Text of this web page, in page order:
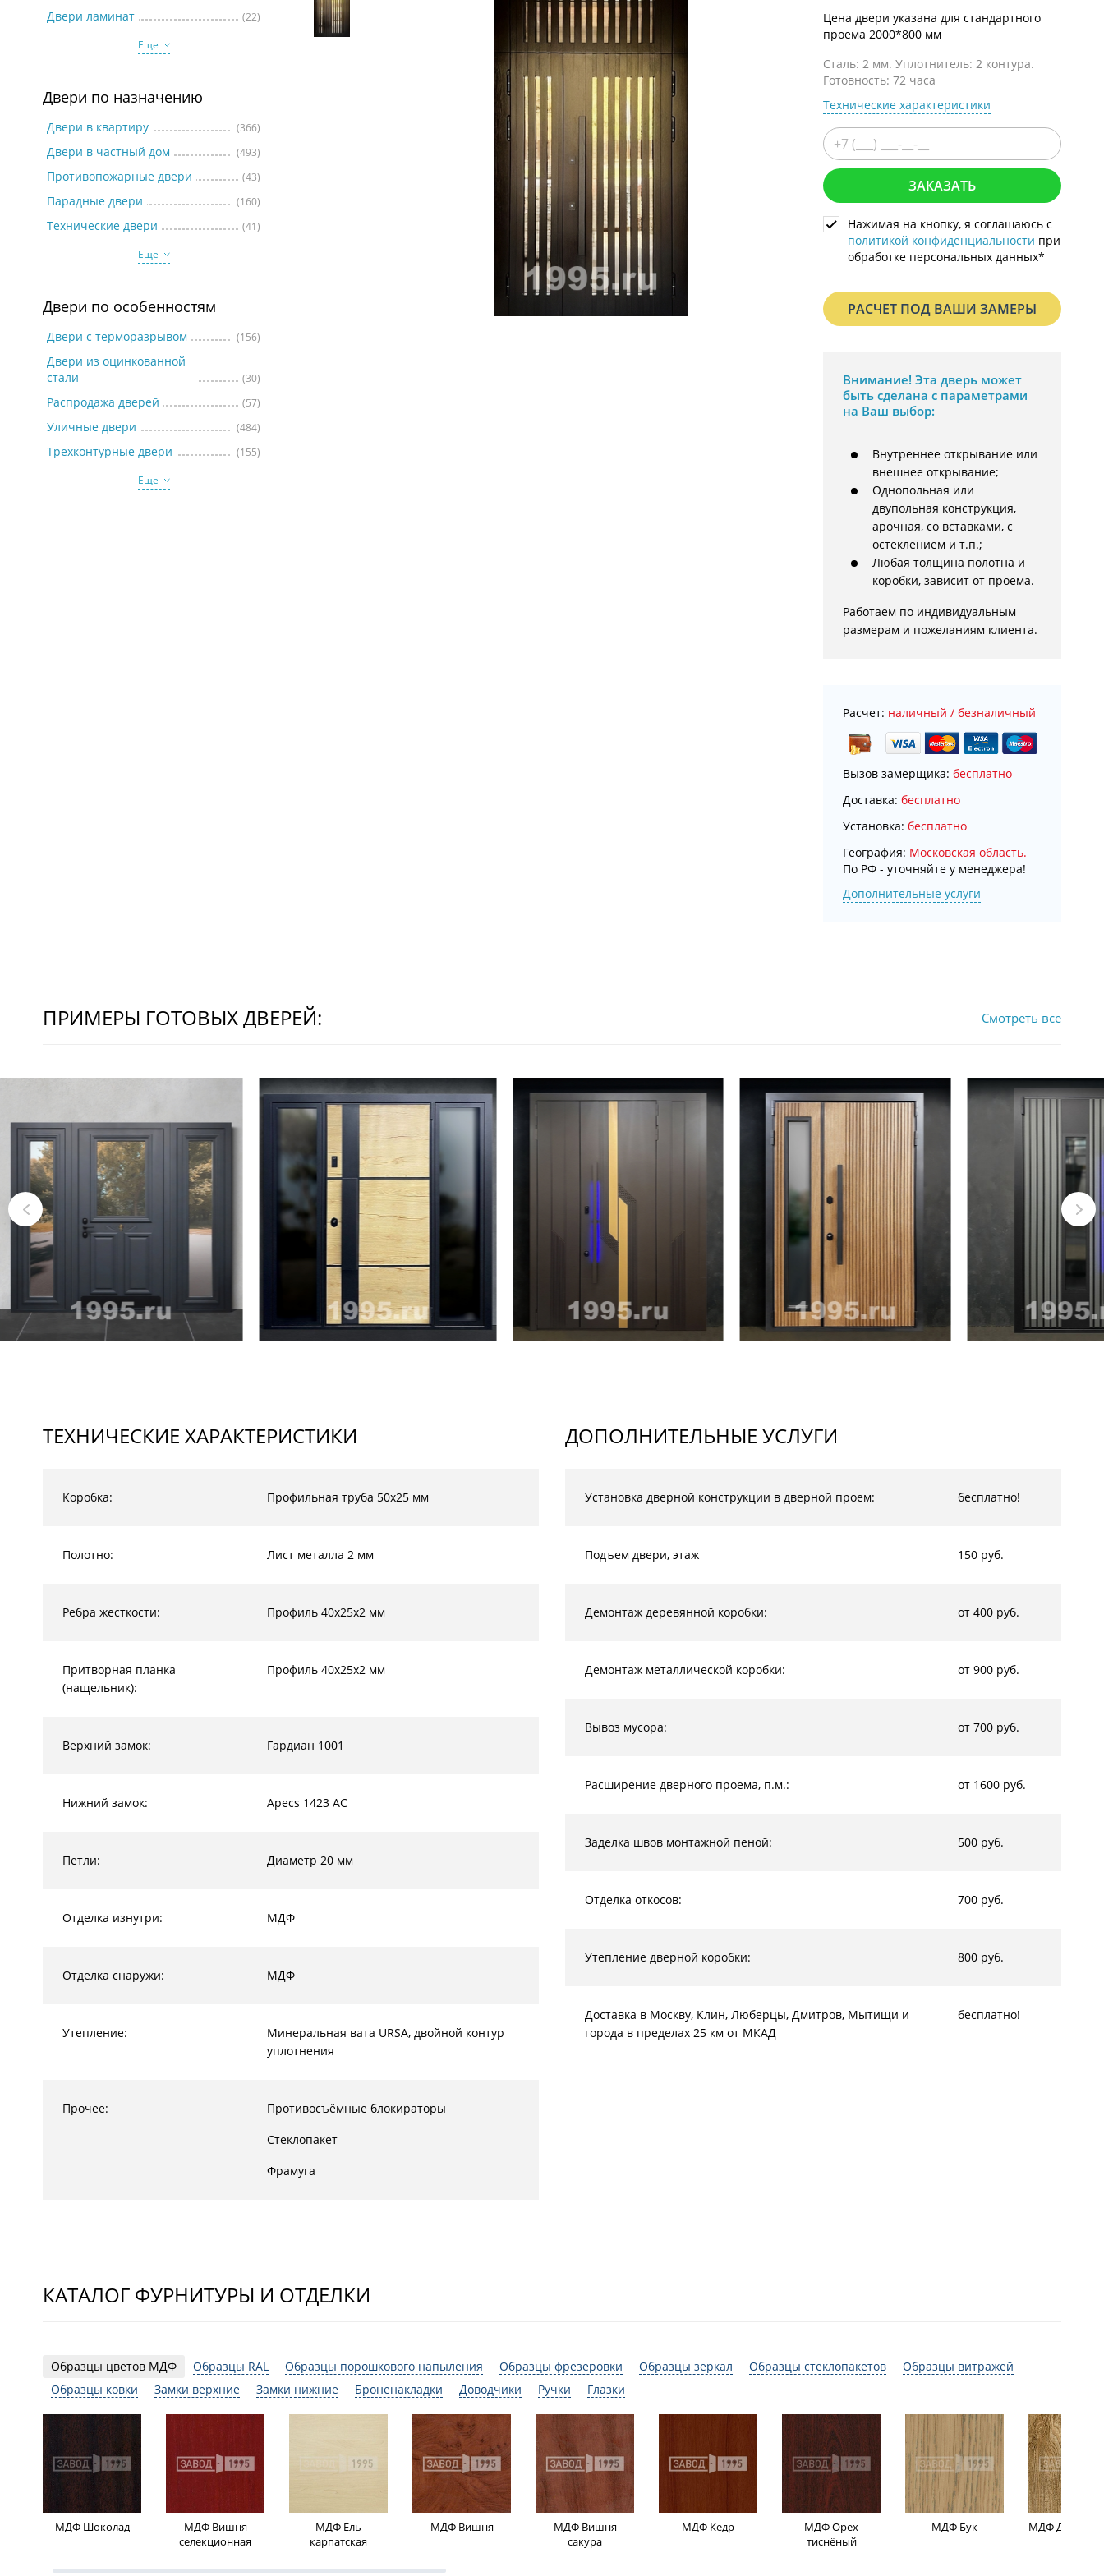
Двери с винилискожей
Коричневые двери
Двери ламинат
(22)
Еще
Двери по назначению
Двери в квартиру (366)
Двери в частный дом (493)
Противопожарные двери (43)
Парадные двери (160)
Технические двери
(41)
Еще
Двери по особенностям
Двери с терморазрывом (156)
Двери из оцинкованной
стали
(30)
Распродажа дверей (57)
Уличные двери (484)
Трехконтурные двери
(155)
Еще
Цена двери указана для стандартного
проема 2000*800 мм
Сталь: 2 мм. Уплотнитель: 2 контура.
Готовность: 72 часа
Технические характеристики
ЗАКАЗАТЬ
Нажимая на кнопку, я соглашаюсь с
политикой конфиденциальности при
обработке персональных данных*
РАСЧЕТ ПОД ВАШИ ЗАМЕРЫ
Внимание! Эта дверь может
быть сделана с параметрами
на Ваш выбор:
Внутреннее открывание или
внешнее открывание;
Однопольная или
двупольная конструкция,
арочная, со вставками, с
остеклением и т.п.;
Любая толщина полотна и
коробки, зависит от проема.
Работаем по индивидуальным
размерам и пожеланиям клиента.
Расчет: наличный / безналичный
Вызов замерщика: бесплатно
Доставка: бесплатно
Установка: бесплатно
География: Московская область.
По РФ - уточняйте у менеджера!
Дополнительные услуги
ПРИМЕРЫ ГОТОВЫХ ДВЕРЕЙ: Смотреть все
ТЕХНИЧЕСКИЕ ХАРАКТЕРИСТИКИ
Коробка: Профильная труба 50х25 мм
Полотно: Лист металла 2 мм
Ребра жесткости: Профиль 40х25х2 мм
Притворная планка
(нащельник):
Профиль 40х25х2 мм
Верхний замок: Гардиан 1001
Нижний замок: Apecs 1423 AC
Петли: Диаметр 20 мм
Отделка изнутри: МДФ
Отделка снаружи: МДФ
Утепление:
Минеральная вата URSA, двойной контур
уплотнения
Прочее:
Противосъёмные блокираторы
Стеклопакет
Фрамуга
ДОПОЛНИТЕЛЬНЫЕ УСЛУГИ
Установка дверной конструкции в дверной проем: бесплатно!
Подъем двери, этаж 150 руб.
Демонтаж деревянной коробки: от 400 руб.
Демонтаж металлической коробки: от 900 руб.
Вывоз мусора: от 700 руб.
Расширение дверного проема, п.м.: от 1600 руб.
Заделка швов монтажной пеной: 500 руб.
Отделка откосов: 700 руб.
Утепление дверной коробки: 800 руб.
Доставка в Москву, Клин, Люберцы, Дмитров, Мытищи и
города в пределах 25 км от МКАД
бесплатно!
КАТАЛОГ ФУРНИТУРЫ И ОТДЕЛКИ
Образцы цветов МДФ Образцы RAL Образцы порошкового напыления Образцы фрезеровки Образцы зеркал Образцы стеклопакетов
Образцы витражей
Образцы ковки
Замки верхние Замки нижние Броненакладки Доводчики Ручки Глазки
МДФ Шоколад
МДФ Вишня
селекционная
МДФ Ель
карпатская
МДФ Вишня
МДФ Вишня
сакура
МДФ Кедр
МДФ Орех
тиснёный
МДФ Бук МДФ Дуб